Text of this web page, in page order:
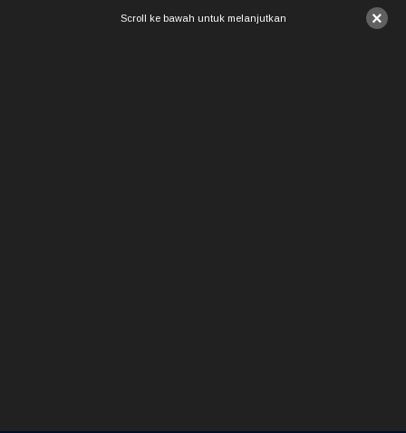
×
Scroll ke bawah untuk melanjutkan